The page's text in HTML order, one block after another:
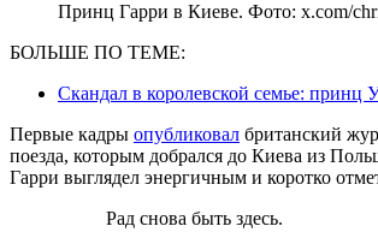
Принц Гарри в Киеве. Фото: x.com/
БОЛЬШЕ ПО ТЕМЕ:
Скандал в королевской семье: принц
Первые кадры опубликовал британский
поезда, которым добрался до Киева из
Гарри выглядел энергичным и коротко
Рад снова быть здесь.